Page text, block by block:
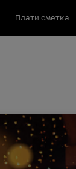
Плати сметка